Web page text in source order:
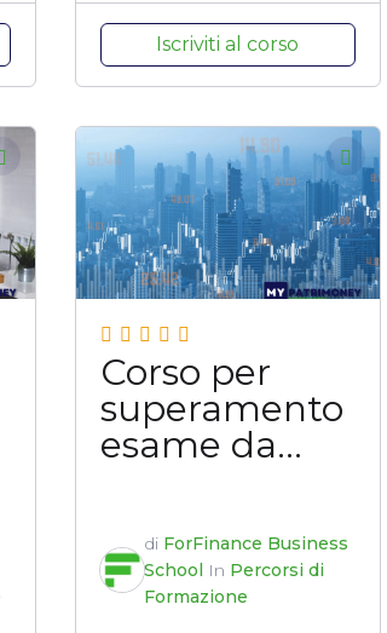
Iscriviti al corso
Corso per
superamento
esame da
di ForFinance Business
School In Percorsi di
Formazione